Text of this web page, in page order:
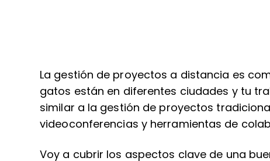
La gestión de proyectos a distancia es
gatos están en diferentes ciudades y tu
similar a la gestión de proyectos
videoconferencias y herramientas de
Voy a cubrir los aspectos clave de una